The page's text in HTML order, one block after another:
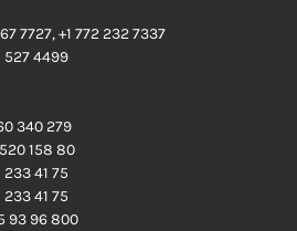
7727,+1 772 232 7337
527 4499
340 279
158 80
233 41 75
233 41 75
93 96 800